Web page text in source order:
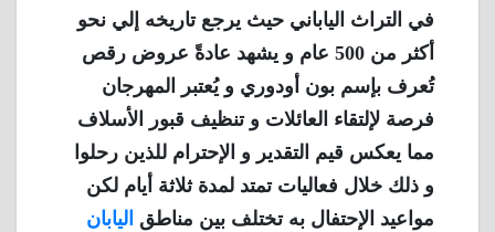
في التراث الياباني حيث يرجع تاريخه إلي نحو
أكثر من 500 عام و يشهد عادةً عروض رقص
تُعرف بإسم بون أودوري و يُعتبر المهرجان
فرصة لإلتقاء العائلات و تنظيف قبور الأسلاف
مما يعكس قيم التقدير و الإحترام للذين رحلوا
و ذلك خلال فعاليات تمتد لمدة ثلاثة أيام لكن
مواعيد الإحتفال به تختلف بين مناطق اليابان